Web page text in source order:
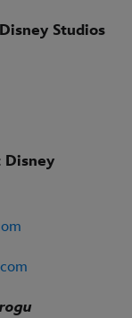
Studios
Disney